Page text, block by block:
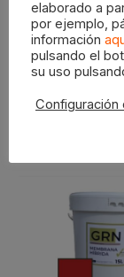
página
de
producto
elaborado a
por ejemplo,
información
pulsando el
su uso
Configuración